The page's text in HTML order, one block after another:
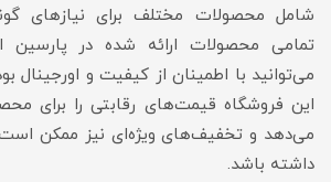
شامل محصولات مختلف برای نیازهای
تمامی محصولات ارائه شده در پارسین
می‌توانید با اطمینان از کیفیت و اورجینال
این فروشگاه قیمت‌های رقابتی را برای
می‌دهد و تخفیف‌های ویژه‌ای نیز ممکن
داشته باشد.